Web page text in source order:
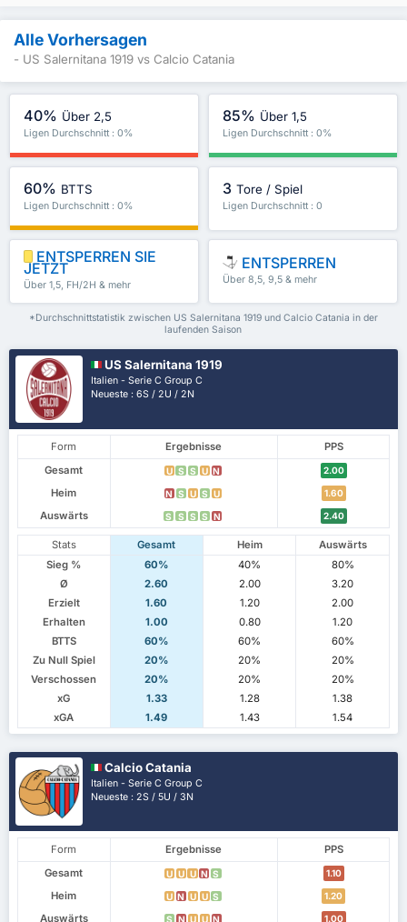
Alle Vorhersagen
- US Salernitana 1919 vs Calcio Catania
40% Über 2,5
Ligen Durchschnitt : 0%
85% Über 1,5
Ligen Durchschnitt : 0%
60% BTTS
Ligen Durchschnitt : 0%
3 Tore / Spiel
Ligen Durchschnitt : 0
ENTSPERREN SIE
JETZT
Über 1,5, FH/2H & mehr
ENTSPERREN
Über 8,5, 9,5 & mehr
*Durchschnittstatistik zwischen US Salernitana 1919 und Calcio Catania in der
laufenden Saison
US Salernitana 1919
Italien - Serie C Group C
Neueste : 6S / 2U / 2N
Form Ergebnisse
PPS
Gesamt
U S S U N 2.00
Heim N S U S U 1.60
Auswärts S S S S N 2.40
Stats Gesamt Heim
Auswärts
Sieg %
60% 40%
80%
Ø
2.60 2.00
3.20
Erzielt
1.60 1.20
2.00
Erhalten
1.00 0.80
1.20
BTTS
60% 60%
60%
Zu Null Spiel
20% 20%
20%
Verschossen
20% 20%
20%
xG
1.33 1.28
1.38
xGA
1.49 1.43 1.54
Calcio Catania
Italien - Serie C Group C
Neueste : 2S / 5U / 3N
Form Ergebnisse
PPS
Gesamt
U U U N S 1.10
Heim U N U U S 1.20
Auswärts S N U U N 1.00